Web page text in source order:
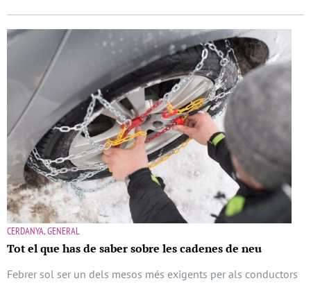
CERDANYA, GENERAL
Tot el que has de saber sobre les cadenes de neu
Febrer sol ser un dels mesos més exigents per als conductors